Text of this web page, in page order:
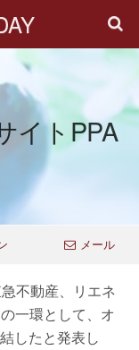
イトPPA
メール
不動産、リエネ
一環として、オ
したと発表し